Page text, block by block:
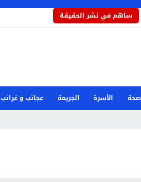
ساهم في نشر الحقيقة
الأسرة الجريمة عجائب و غرائب